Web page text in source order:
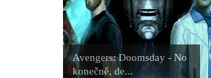
Avengers: Doomsday - No
konečně, de...